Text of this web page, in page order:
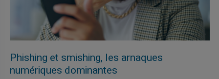
Phishing et smishing, les arnaques
numériques dominantes